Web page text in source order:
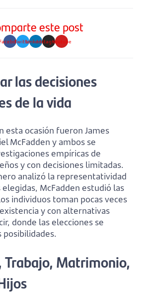
este post
FacebookTwitterLinkedinInstagramYoutube
las decisiones
de la vida
esta ocasión fueron James
McFadden y ambos se
empíricas de
y con decisiones limitadas.
analizó la representatividad
McFadden estudió las
individuos toman pocas veces
y con alternativas
donde las elecciones se
posibilidades.
Trabajo, Matrimonio,